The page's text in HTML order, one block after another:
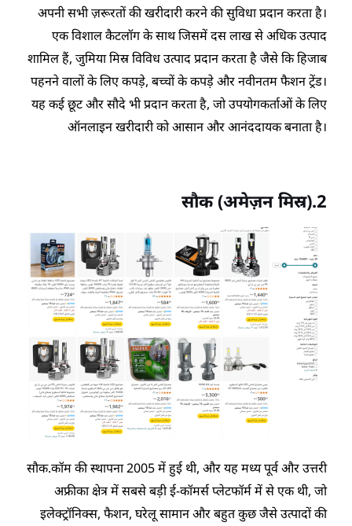
अपनी सभी ज़रूरतों की खरीदारी करने की सुविधा प्रदान करता है।
एक विशाल कैटलॉग के साथ जिसमें दस लाख से अधिक उत्पाद
शामिल हैं, जुमिया मिस्र विविध उत्पाद प्रदान करता है जैसे कि हिजाब
पहनने वालों के लिए कपड़े, बच्चों के कपड़े और नवीनतम फैशन ट्रेंड।
यह कई छूट और सौदे भी प्रदान करता है, जो उपयोगकर्ताओं के लिए
ऑनलाइन खरीदारी को आसान और आनंददायक बनाता है।
सौक(अमेज़न मिस्र).2
सौक.कॉम की स्थापना 2005 में हुई थी, और यह मध्य पूर्व और उत्तरी
अफ्रीका क्षेत्र में सबसे बड़ी ई-कॉमर्स प्लेटफॉर्म में से एक थी, जो
इलेक्ट्रॉनिक्स, फैशन, घरेलू सामान और बहुत कुछ जैसे उत्पादों की